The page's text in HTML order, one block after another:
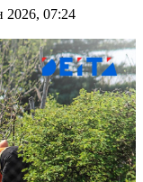
2026, 07:24